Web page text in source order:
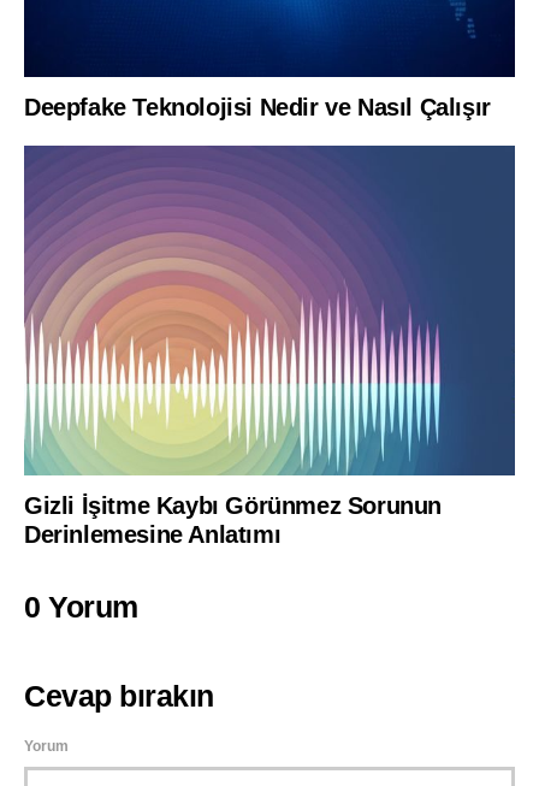
Deepfake Teknolojisi Nedir ve Nasıl Çalışır
Gizli İşitme Kaybı Görünmez Sorunun
Derinlemesine Anlatımı
0 Yorum
Cevap bırakın
Yorum